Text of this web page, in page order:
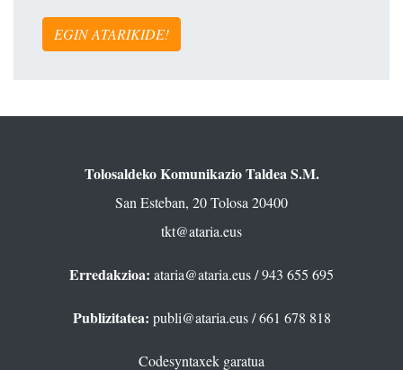
EGIN ATARIKIDE!
Tolosaldeko Komunikazio Taldea S.M.
San Esteban, 20 Tolosa 20400
tkt@ataria.eus
Erredakzioa: ataria@ataria.eus/ 943 655 695
Publizitatea: publi@ataria.eus/ 661 678 818
Codesyntaxek garatua